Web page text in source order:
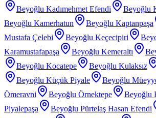
Beyoğlu Kadımehmet Efendi
Beyoğlu
Beyoğlu Kamerhatun
Beyoğlu Kaptanpaşa
Mustafa Çelebi
Beyoğlu Keçecipiri
Karamustafapaşa
Beyoğlu Kemeraltı
Beyoğlu Kocatepe
Beyoğlu Kulaksız
Beyoğlu Küçük Piyale
Beyoğlu
Ömeravni
Beyoğlu Örnektepe Beyoğlu
Piyalepaşa
Beyoğlu Pürtelaş Hasan Efendi